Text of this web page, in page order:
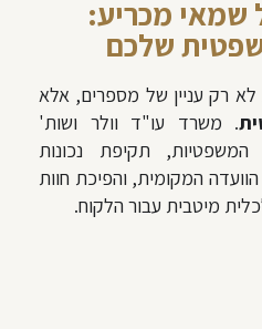
שמאי מכריע:
שלכם
רק עניין של מספרים, אלא
. משרד עו"ד וולר ושות'
תקיפת נכונות
המקומית, והפיכת חוות
מיטבית עבור הלקוח.